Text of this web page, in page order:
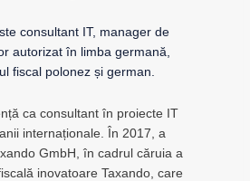
consultant IT, manager de
autorizat în limba germană,
fiscal polonez și german.
ca consultant în proiecte IT
internaționale. În 2017, a
GmbH, în cadrul căruia a
inovatoare Taxando, care